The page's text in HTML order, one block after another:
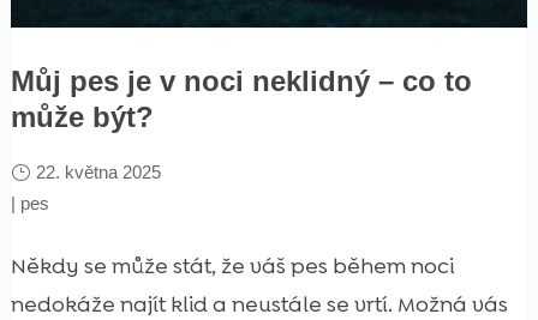
Můj pes je v noci neklidný – co to
může být?
22. května 2025
| pes
Někdy se může stát, že váš pes během noci
nedokáže najít klid a neustále se vrtí. Možná vás